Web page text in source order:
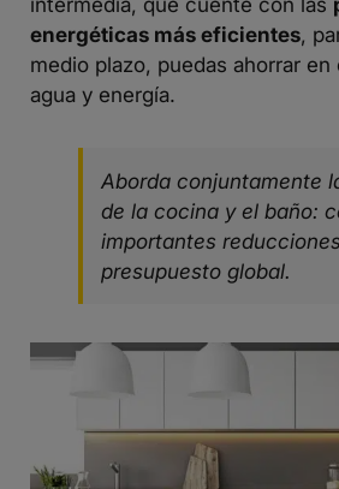
energéticas más eficientes,
medio plazo, puedas ahorrar
agua y energía.
Aborda conjuntamente
de la cocina y el baño:
importantes
presupuesto global.